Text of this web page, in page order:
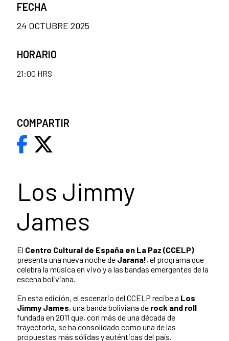
Los Jimmy
James
El Centro Cultural de España en La Paz (CCELP)
presenta una nueva noche de Jarana!, el programa que
celebra la música en vivo y a las bandas emergentes de la
escena boliviana.
En esta edición, el escenario del CCELP recibe a Los
Jimmy James, una banda boliviana de rock and roll
fundada en 2011 que, con más de una década de
trayectoria, se ha consolidado como una de las
propuestas más sólidas y auténticas del país.
FECHA
24 OCTUBRE 2025
HORARIO
21:00 HRS
COMPARTIR